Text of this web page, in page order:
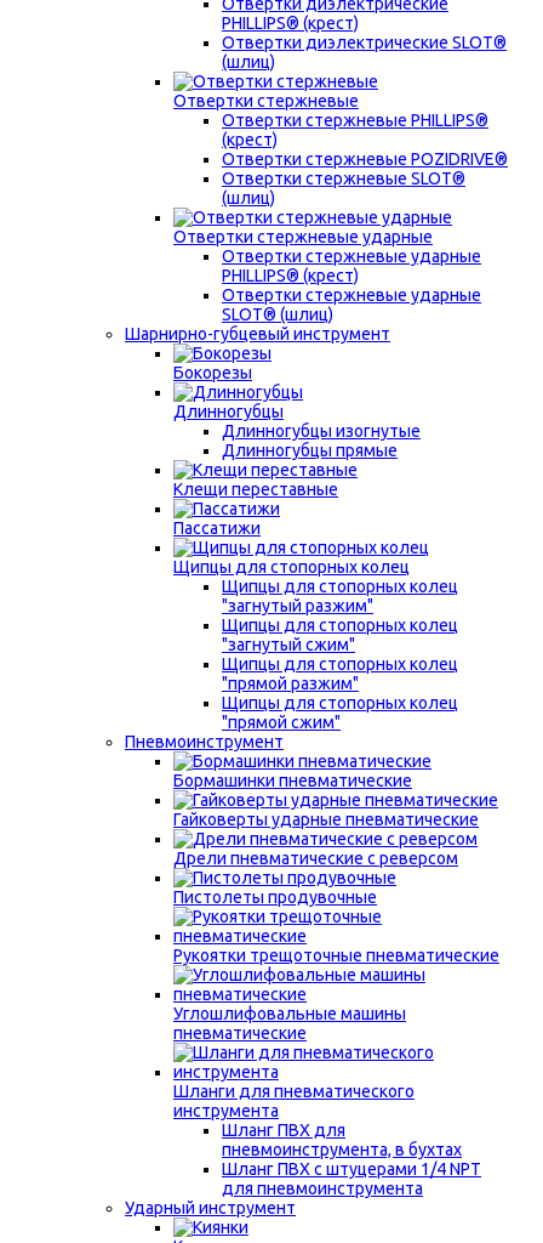
PHILLIPS® (крест)
Отвертки диэлектрические SLOT®
(шлиц)
Отвертки стержневые
Отвертки стержневые PHILLIPS®
(крест)
Отвертки стержневые POZIDRIVE®
Отвертки стержневые SLOT®
(шлиц)
Отвертки стержневые ударные
Отвертки стержневые ударные
PHILLIPS® (крест)
Отвертки стержневые ударные
SLOT® (шлиц)
Шарнирно-губцевый инструмент
Бокорезы
Длинногубцы
Длинногубцы изогнутые
Длинногубцы прямые
Клещи переставные
Пассатижи
Щипцы для стопорных колец
Щипцы для стопорных колец
"загнутый разжим"
Щипцы для стопорных колец
"загнутый сжим"
Щипцы для стопорных колец
"прямой разжим"
Щипцы для стопорных колец
"прямой сжим"
Пневмоинструмент
Бормашинки пневматические
Гайковерты ударные пневматические
Дрели пневматические с реверсом
Пистолеты продувочные
Рукоятки трещоточные пневматические
Углошлифовальные машины
пневматические
Шланги для пневматического
инструмента
Шланг ПВХ для
пневмоинструмента, в бухтах
Шланг ПВХ с штуцерами 1/4 NPT
для пневмоинструмента
Ударный инструмент